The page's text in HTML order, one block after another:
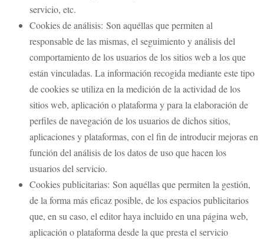
servicio, etc.
Cookies de análisis: Son aquéllas que permiten al
responsable de las mismas, el seguimiento y análisis del
comportamiento de los usuarios de los sitios web a los que
están vinculadas. La información recogida mediante este tipo
de cookies se utiliza en la medición de la actividad de los
sitios web, aplicación o plataforma y para la elaboración de
perfiles de navegación de los usuarios de dichos sitios,
aplicaciones y plataformas, con el fin de introducir mejoras en
función del análisis de los datos de uso que hacen los
usuarios del servicio.
Cookies publicitarias: Son aquéllas que permiten la gestión,
de la forma más eficaz posible, de los espacios publicitarios
que, en su caso, el editor haya incluido en una página web,
aplicación o plataforma desde la que presta el servicio